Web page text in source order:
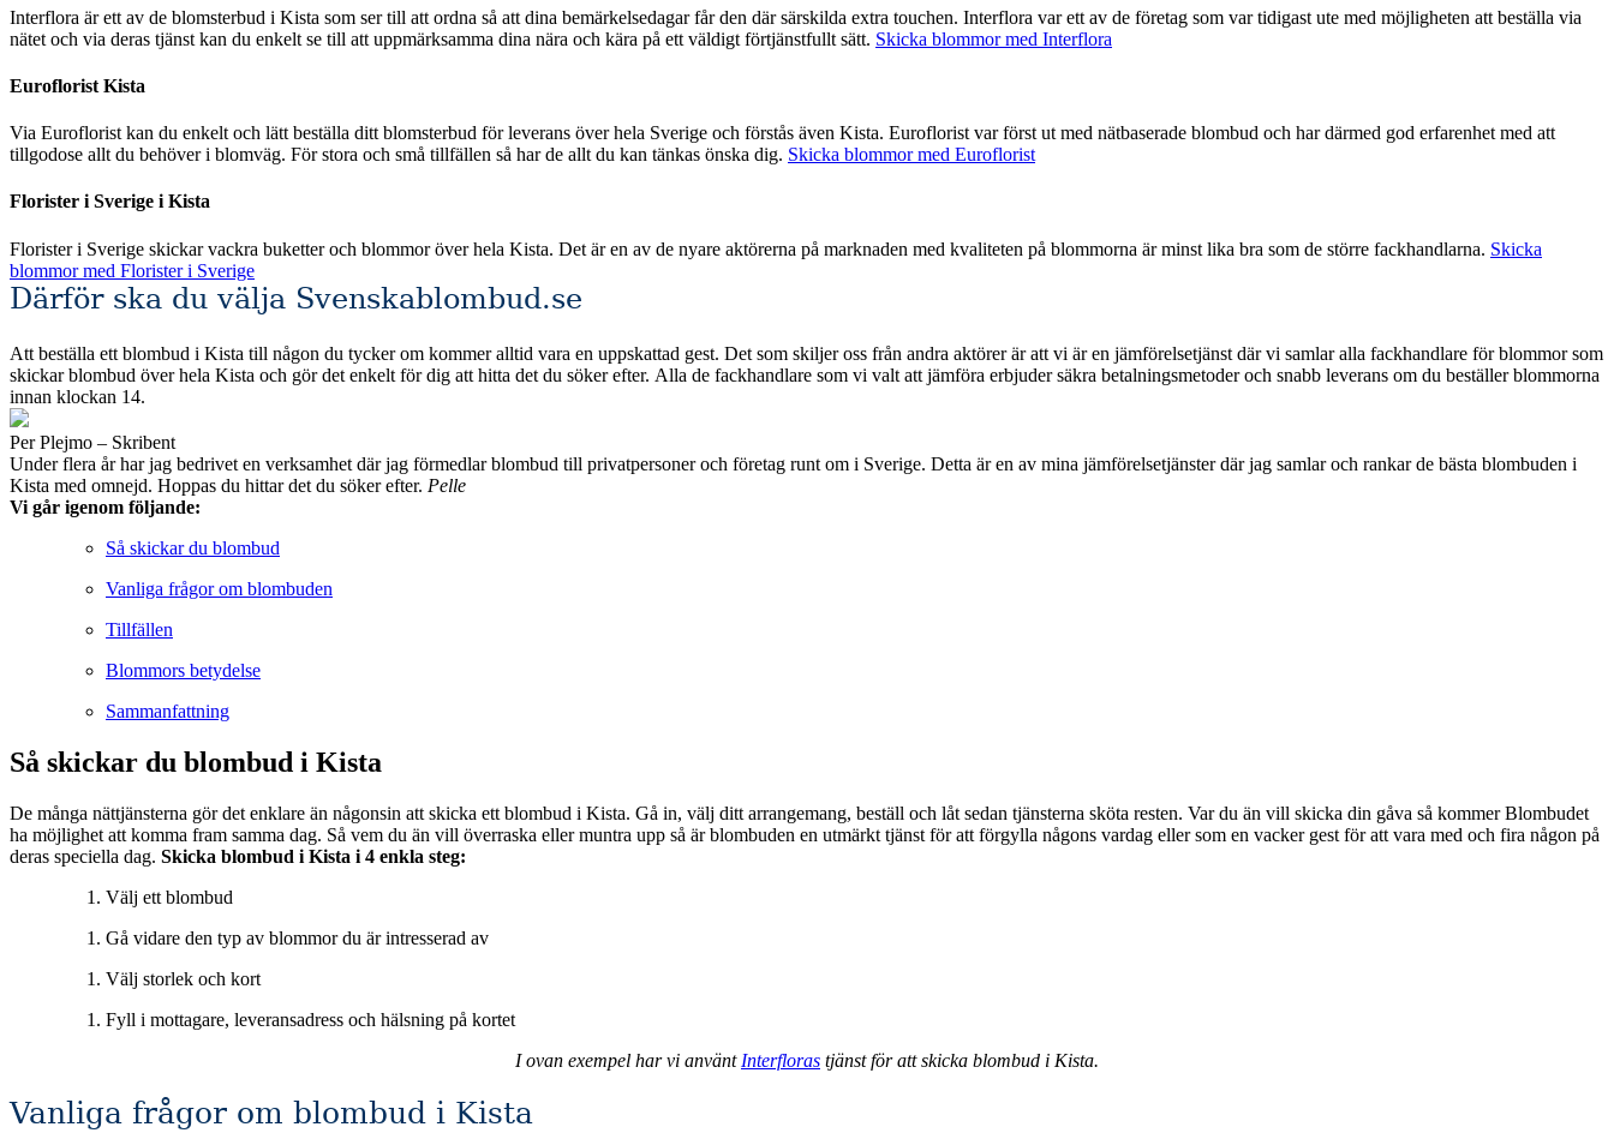
Interflora är ett av de blomsterbud i Kista som ser till att ordna så att dina bemärkelsedagar får den där särskilda extra touchen. Interflora var ett av de företag som var tidigast ute med möjligheten att beställa via
nätet och via deras tjänst kan du enkelt se till att uppmärksamma dina nära och kära på ett väldigt förtjänstfullt sätt. Skicka blommor med Interflora
Euroflorist Kista
Via Euroflorist kan du enkelt och lätt beställa ditt blomsterbud för leverans över hela Sverige och förstås även Kista. Euroflorist var först ut med nätbaserade blombud och har därmed god erfarenhet med att
tillgodose allt du behöver i blomväg. För stora och små tillfällen så har de allt du kan tänkas önska dig. Skicka blommor med Euroflorist
Florister i Sverige i Kista
Florister i Sverige skickar vackra buketter och blommor över hela Kista. Det är en av de nyare aktörerna på marknaden med kvaliteten på blommorna är minst lika bra som de större fackhandlarna. Skicka
blommor med Florister i Sverige
Därför ska du välja Svenskablombud.se
Att beställa ett blombud i Kista till någon du tycker om kommer alltid vara en uppskattad gest. Det som skiljer oss från andra aktörer är att vi är en jämförelsetjänst där vi samlar alla fackhandlare för blommor som
skickar blombud över hela Kista och gör det enkelt för dig att hitta det du söker efter. Alla de fackhandlare som vi valt att jämföra erbjuder säkra betalningsmetoder och snabb leverans om du beställer blommorna
innan klockan 14.
Per Plejmo – Skribent
Under flera år har jag bedrivet en verksamhet där jag förmedlar blombud till privatpersoner och företag runt om i Sverige. Detta är en av mina jämförelsetjänster där jag samlar och rankar de bästa blombuden i
Kista med omnejd. Hoppas du hittar det du söker efter. Pelle
Vi går igenom följande:
Så skickar du blombud
Vanliga frågor om blombuden
Tillfällen
Blommors betydelse
Sammanfattning
Så skickar du blombud i Kista
De många nättjänsterna gör det enklare än någonsin att skicka ett blombud i Kista. Gå in, välj ditt arrangemang, beställ och låt sedan tjänsterna sköta resten. Var du än vill skicka din gåva så kommer Blombudet
ha möjlighet att komma fram samma dag. Så vem du än vill överraska eller muntra upp så är blombuden en utmärkt tjänst för att förgylla någons vardag eller som en vacker gest för att vara med och fira någon på
deras speciella dag. Skicka blombud i Kista i 4 enkla steg:
Välj ett blombud
Gå vidare den typ av blommor du är intresserad av
Välj storlek och kort
Fyll i mottagare, leveransadress och hälsning på kortet
I ovan exempel har vi använt Interfloras tjänst för att skicka blombud i Kista.
Vanliga frågor om blombud i Kista